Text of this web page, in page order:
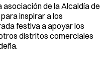
asociación de la Alcaldía de
inspirar a los
festiva a apoyar los
distritos comerciales